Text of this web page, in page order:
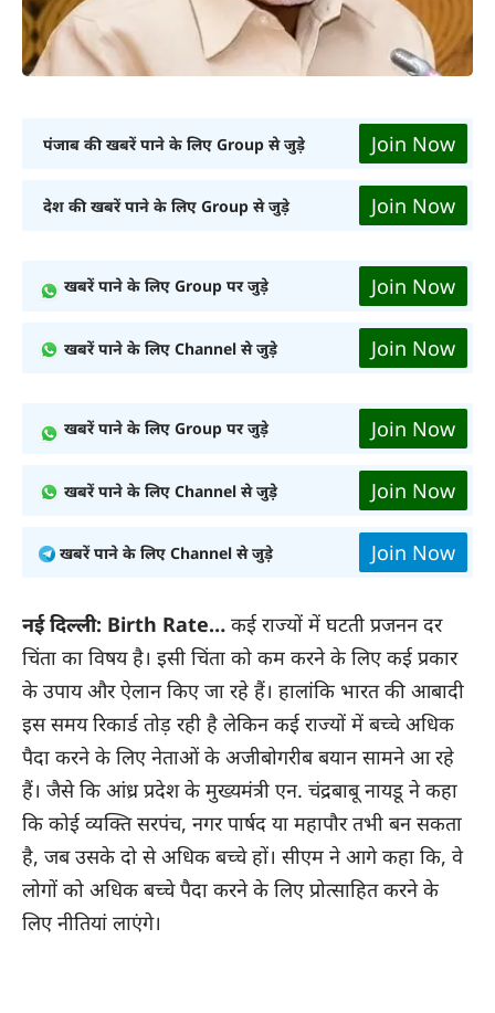
पंजाब की खबरें पाने के लिए Group से जुड़े Join Now
देश की खबरें पाने के लिए Group से जुड़े Join Now
खबरें पाने के लिए Group पर जुड़े Join Now
खबरें पाने के लिए Channel से जुड़े Join Now
खबरें पाने के लिए Group पर जुड़े Join Now
खबरें पाने के लिए Channel से जुड़े Join Now
खबरें पाने के लिए Channel से जुड़े Join Now
नई दिल्ली: Birth Rate… कई राज्यों में घटती प्रजनन दर
चिंता का विषय है। इसी चिंता को कम करने के लिए कई प्रकार
के उपाय और ऐलान किए जा रहे हैं। हालांकि भारत की आबादी
इस समय रिकार्ड तोड़ रही है लेकिन कई राज्यों में बच्चे अधिक
पैदा करने के लिए नेताओं के अजीबोगरीब बयान सामने आ रहे
हैं। जैसे कि आंध्र प्रदेश के मुख्यमंत्री एन. चंद्रबाबू नायडू ने कहा
कि कोई व्यक्ति सरपंच, नगर पार्षद या महापौर तभी बन सकता
है, जब उसके दो से अधिक बच्चे हों। सीएम ने आगे कहा कि, वे
लोगों को अधिक बच्चे पैदा करने के लिए प्रोत्साहित करने के
लिए नीतियां लाएंगे।